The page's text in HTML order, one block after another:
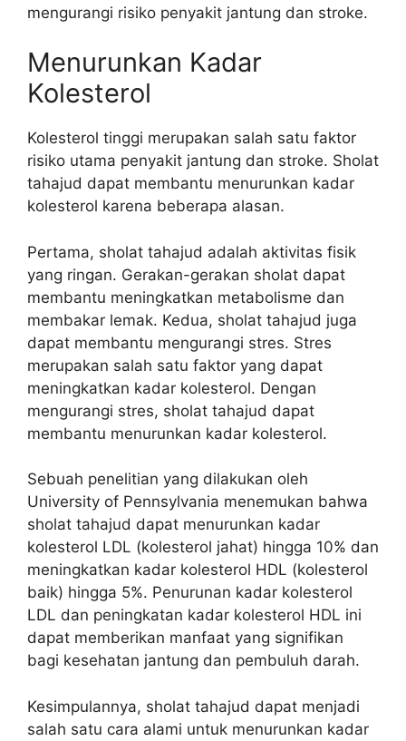
mengurangi risiko penyakit jantung dan stroke.
Menurunkan Kadar
Kolesterol
Kolesterol tinggi merupakan salah satu faktor
risiko utama penyakit jantung dan stroke. Sholat
tahajud dapat membantu menurunkan kadar
kolesterol karena beberapa alasan.
Pertama, sholat tahajud adalah aktivitas fisik
yang ringan. Gerakan-gerakan sholat dapat
membantu meningkatkan metabolisme dan
membakar lemak. Kedua, sholat tahajud juga
dapat membantu mengurangi stres. Stres
merupakan salah satu faktor yang dapat
meningkatkan kadar kolesterol. Dengan
mengurangi stres, sholat tahajud dapat
membantu menurunkan kadar kolesterol.
Sebuah penelitian yang dilakukan oleh
University of Pennsylvania menemukan bahwa
sholat tahajud dapat menurunkan kadar
kolesterol LDL (kolesterol jahat) hingga 10% dan
meningkatkan kadar kolesterol HDL (kolesterol
baik) hingga 5%. Penurunan kadar kolesterol
LDL dan peningkatan kadar kolesterol HDL ini
dapat memberikan manfaat yang signifikan
bagi kesehatan jantung dan pembuluh darah.
Kesimpulannya, sholat tahajud dapat menjadi
salah satu cara alami untuk menurunkan kadar